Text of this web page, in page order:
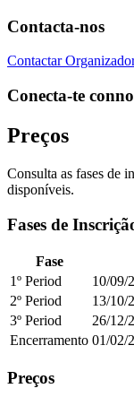
Contacta-nos
Contactar
Conecta-te
Preços
Consulta as fases de
disponíveis.
Fases de
Fase
1º Period
10/09/
2º Period
13/10/
3º Period
26/12/
Encerramento 01/02/
Preços